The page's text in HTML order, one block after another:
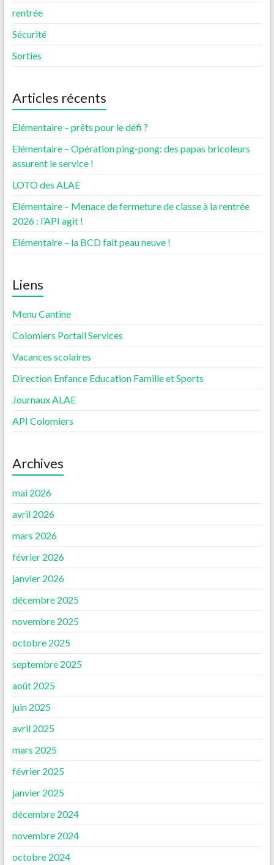
rentrée
Sécurité
Sorties
Articles récents
Elémentaire – prêts pour le défi ?
Elémentaire – Opération ping-pong: des papas bricoleurs
assurent le service !
LOTO des ALAE
Elémentaire – Menace de fermeture de classe à la rentrée
2026 : l’API agit !
Elémentaire – la BCD fait peau neuve !
Liens
Menu Cantine
Colomiers Portail Services
Vacances scolaires
Direction Enfance Education Famille et Sports
Journaux ALAE
API Colomiers
Archives
mai 2026
avril 2026
mars 2026
février 2026
janvier 2026
décembre 2025
novembre 2025
octobre 2025
septembre 2025
août 2025
juin 2025
avril 2025
mars 2025
février 2025
janvier 2025
décembre 2024
novembre 2024
octobre 2024